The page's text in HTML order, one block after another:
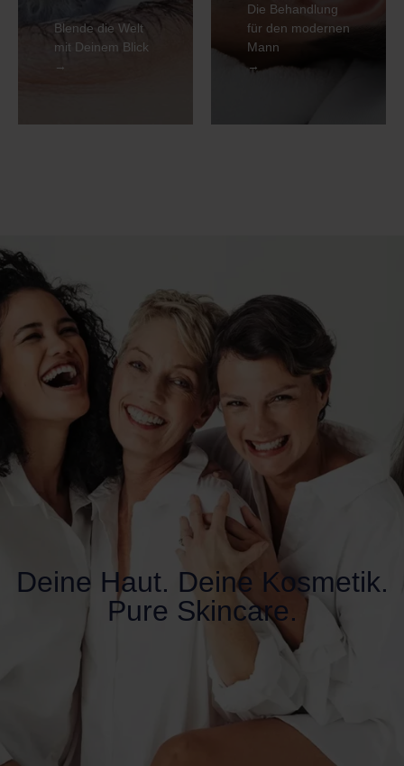
Blende die Welt
mit Deinem Blick
→
Wimpernlifting
Die Behandlung
für den modernen
Mann
→
Behandlung
MEHR
Deine Haut. Deine Kosmetik.
Pure Skincare.